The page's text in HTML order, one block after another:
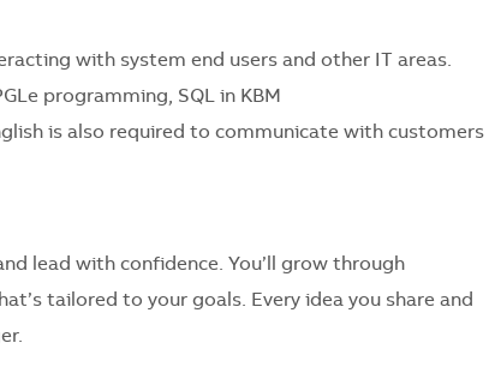
with system end users and other IT areas.
programming, SQL in KBM
is also required to communicate with customers
lead with confidence. You’ll grow through
tailored to your goals. Every idea you share and